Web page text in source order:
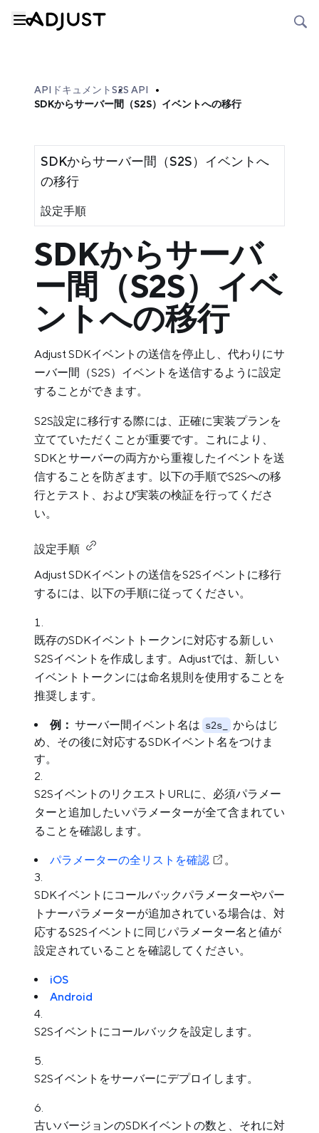
APIドキュメントS2S API
SDKからサーバー間（S2S）イベントへの移行
SDKからサーバー間（S2S）イベントへ
の移行
設定手順
SDKからサーバ
ー間（S2S）イベ
ントへの移行
Adjust SDKイベントの送信を停止し、代わりにサ
ーバー間（S2S）イベントを送信するように設定
することができます。
S2S設定に移行する際には、正確に実装プランを
立てていただくことが重要です。これにより、
SDKとサーバーの両方から重複したイベントを送
信することを防ぎます。以下の手順でS2Sへの移
行とテスト、および実装の検証を行ってくださ
い。
設定手順
Adjust SDKイベントの送信をS2Sイベントに移行
するには、以下の手順に従ってください。
既存のSDKイベントトークンに対応する新しい
S2Sイベントを作成します。Adjustでは、新しい
イベントトークンには命名規則を使用することを
推奨します。
例： サーバー間イベント名は s2s_
からはじ
め、その後に対応するSDKイベント名をつけま
す。
S2SイベントのリクエストURLに、必須パラメー
ターと追加したいパラメーターが全て含まれてい
ることを確認します。
パラメーターの全リストを確認 。
SDKイベントにコールバックパラメーターやパー
トナーパラメーターが追加されている場合は、対
応するS2Sイベントに同じパラメーター名と値が
設定されていることを確認してください。
iOS
Android
S2Sイベントにコールバックを設定します。
S2Sイベントをサーバーにデプロイします。
古いバージョンのSDKイベントの数と、それに対